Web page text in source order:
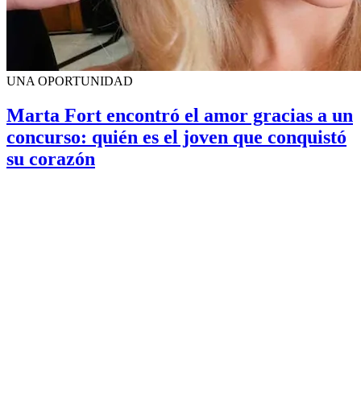
UNA OPORTUNIDAD
Marta Fort encontró el amor gracias a un
concurso: quién es el joven que conquistó
su corazón